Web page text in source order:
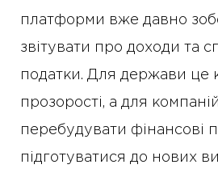
платформи вже давно
звітувати про доходи та
податки. Для держави це
прозорості, а для
перебудувати фінансові
підготуватися до нових